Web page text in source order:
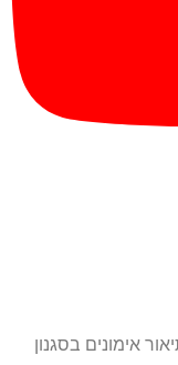
אימונים בסגנון